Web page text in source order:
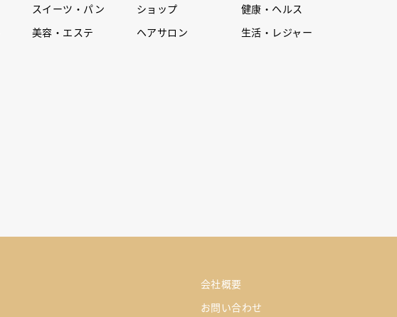
スイーツ・パン ショップ
健康・ヘルス
美容・エステ ヘアサロン 生活・レジャー
会社概要
お問い合わせ